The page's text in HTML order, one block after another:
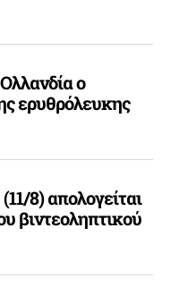
ο
ερυθρόλευκης
8) απολογείται
βιντεοληπτικού